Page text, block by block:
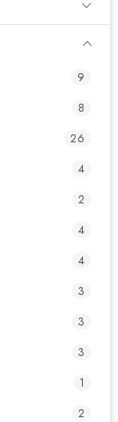
9
8
26
4
2
4
4
3
3
3
1
2